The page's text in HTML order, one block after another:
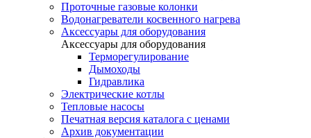
Проточные газовые колонки
Водонагреватели косвенного нагрева
Аксессуары для оборудования
Аксессуары для оборудования
Терморегулирование
Дымоходы
Гидравлика
Электрические котлы
Тепловые насосы
Печатная версия каталога с ценами
Архив документации